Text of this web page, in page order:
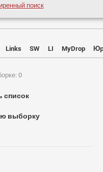
поиск
Links SW LI MyDrop
0
список
выборку